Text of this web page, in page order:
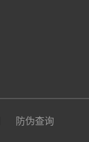
防伪查询